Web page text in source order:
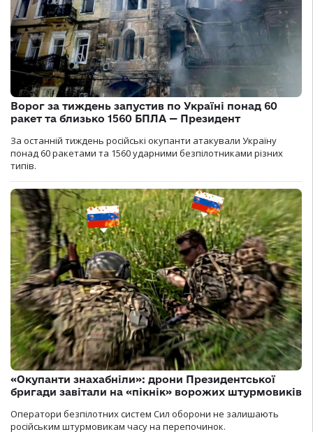
Ворог за тиждень запустив по Україні понад 60
ракет та близько 1560 БПЛА — Президент
За останній тиждень російські окупанти атакували Україну
понад 60 ракетами та 1560 ударними безпілотниками різних
типів.
«Окупанти знахабніли»: дрони Президентської
бригади завітали на «пікнік» ворожих штурмовиків
Оператори безпілотних систем Сил оборони не залишають
російським штурмовикам часу на перепочинок.